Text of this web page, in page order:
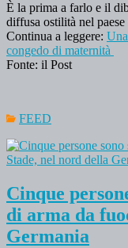
È la prima a farlo e il
diffusa ostilità nel
Continua a leggere:
congedo di maternità
Fonte: il Post
FEED
Cinque
di arma da
Germania